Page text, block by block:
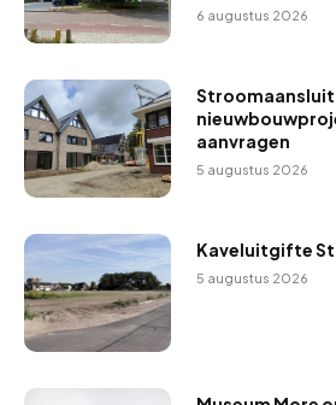
6 augustus 2026
aanvragen
5 augustus 2026
Kaveluitgifte
5 augustus 2026